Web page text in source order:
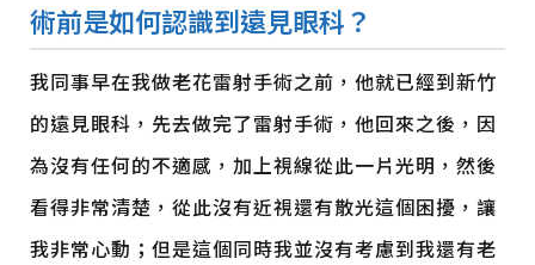
術前是如何認識到遠見眼科？
我同事早在我做老花雷射手術之前，他就已經到新竹
的遠見眼科，先去做完了雷射手術，他回來之後，因
為沒有任何的不適感，加上視線從此一片光明，然後
看得非常清楚，從此沒有近視還有散光這個困擾，讓
我非常心動；但是這個同時我並沒有考慮到我還有老